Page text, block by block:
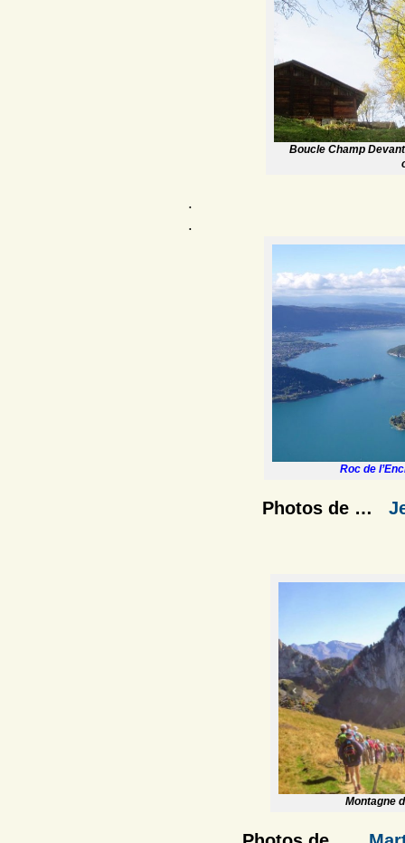
Boucle Champ
.
.
Roc de
Photos de …
Montagne